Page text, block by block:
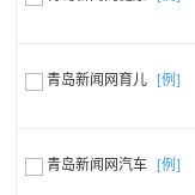
青岛新闻网育儿 [例]
青岛新闻网汽车 [例]